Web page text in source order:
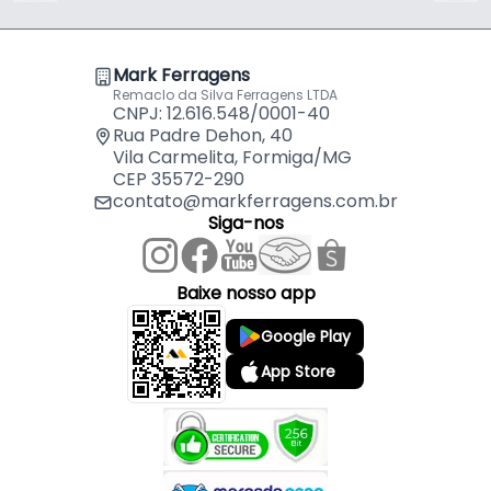
Mark Ferragens
Remaclo da Silva Ferragens LTDA
CNPJ: 12.616.548/0001-40
Rua Padre Dehon, 40
Vila Carmelita, Formiga/MG
CEP 35572-290
contato@markferragens.com.br
Siga-nos
Baixe nosso app
Google Play
App Store